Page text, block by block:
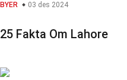
BYER 03 des 2024
25 Fakta Om Lahore